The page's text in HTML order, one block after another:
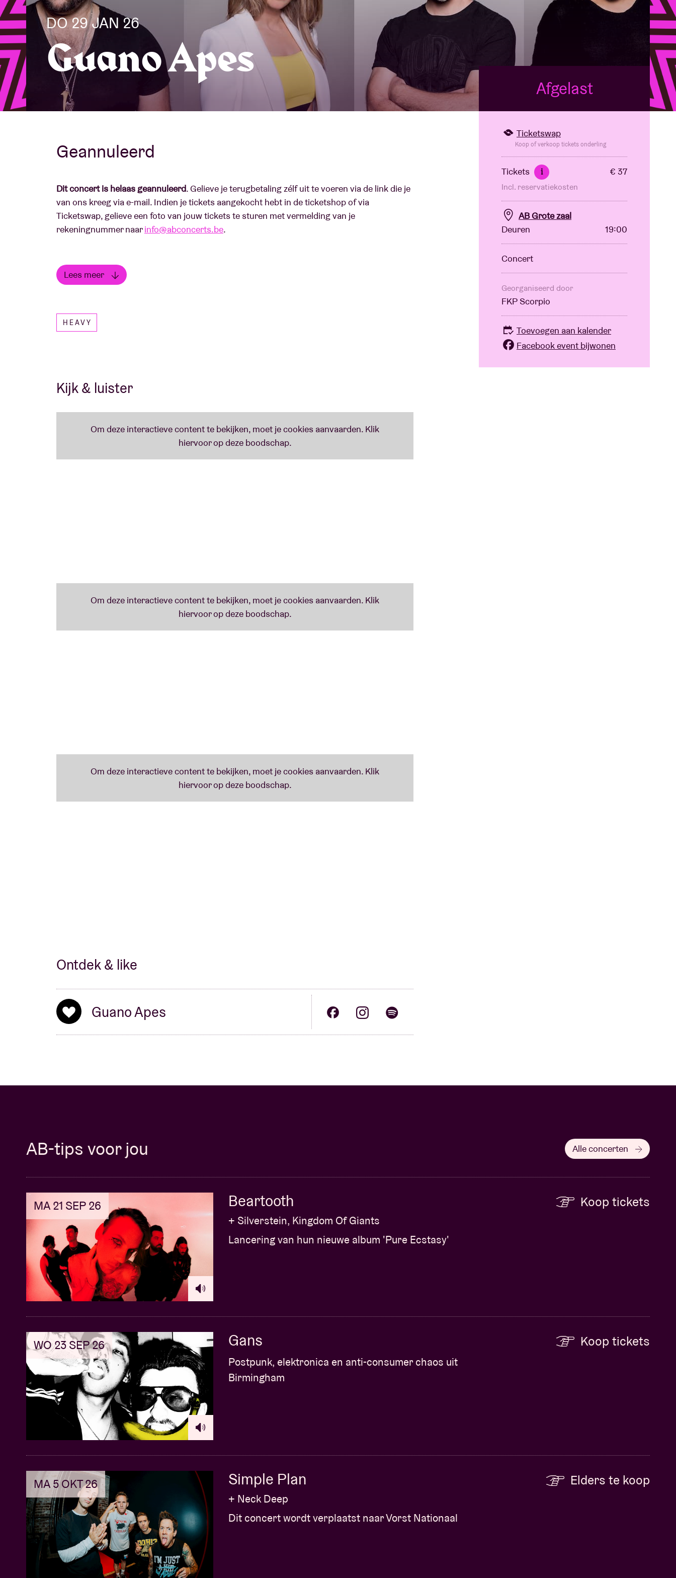
Bezoekersinfo
AB ❤ you
Over AB
Contact
DO 29 JAN 26
Guano Apes
Geannuleerd
Dit concert is helaas geannuleerd. Gelieve je terugbetaling zélf uit te voeren via de link die je
van ons kreeg via e-mail. Indien je tickets aangekocht hebt in de ticketshop of via
Ticketswap, gelieve een foto van jouw tickets te sturen met vermelding van je
rekeningnummer naarinfo@abconcerts.be.
DeGuano Apeszijn echte
elk jaar nieuwe albums uit te brengen, gaat de band liever het podium op wanneer hun
innerlijke aap weer komt kriebelen. Wanneer dat gebeurt, is het pure extase: iedereen die
laten ze letterlijk elk publiek rocken. Terwijl de wereld steeds digitaler wordt, gaan de Guano
Apes de tegenrichting in en eisen het analoge op. Of zoals ze het zelf zeggen:
"We are closer to apes than to AI. And there is a primal force inherent in humans, the old-
world monkeys: the urge for freedom. We have been supporting this tonally, together with
Lees meer
HEAVY
Kijk & luister
Ontdek & like
Guano Apes
Afgelast
Ticketswap
Koop of verkoop tickets onderling
Tickets i € 37
Incl. reservatiekosten
AB Grote zaal
Deuren
19:00
Concert
Georganiseerd door
FKP Scorpio
Toevoegen aan kalender
Facebook event bijwonen
AB-tips voor jou Alle concerten
MA 21 SEP 26 Beartooth
+ Silverstein, Kingdom Of Giants
Lancering van hun nieuwe album 'Pure Ecstasy'
Koop tickets
WO 23 SEP 26 Gans
Postpunk, elektronica en anti-consumer chaos uit
Birmingham
Koop tickets
MA 5 OKT 26 Simple Plan
+ Neck Deep
Dit concert wordt verplaatst naar Vorst Nationaal
Elders te koop